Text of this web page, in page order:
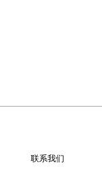
联系我们